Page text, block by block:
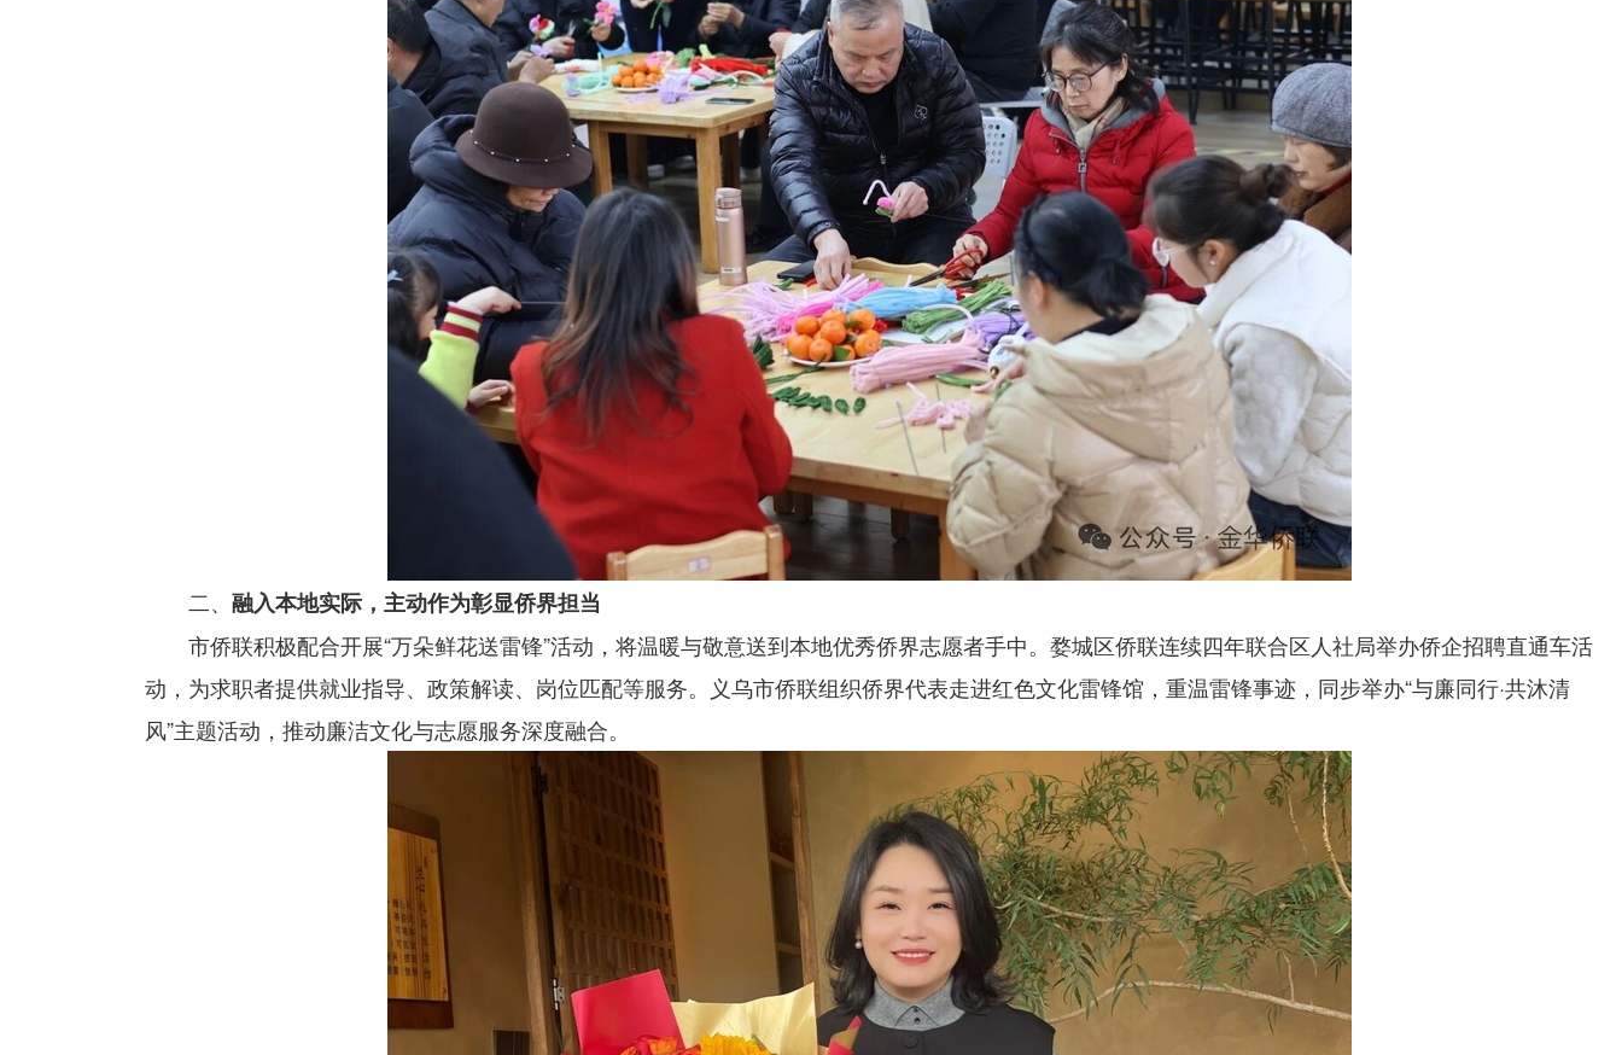
二、 融入本地实际，主动作为彰显侨界担当
市侨联积极配合开展“万朵鲜花送雷锋”活动，将温暖与敬意送到本地优秀侨界志愿者手中。婺城区侨联连续四年联合区人社局举办侨企招聘直通车活
动，为求职者提供就业指导、政策解读、岗位匹配等服务。义乌市侨联组织侨界代表走进红色文化雷锋馆，重温雷锋事迹，同步举办“与廉同行·共沐清
风”主题活动，推动廉洁文化与志愿服务深度融合。